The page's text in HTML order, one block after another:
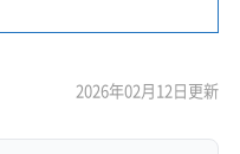
2026年02月12日更新